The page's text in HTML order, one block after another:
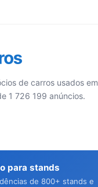
de carros usados em
1 726 199 anúncios.
para stands
de 800+ stands e